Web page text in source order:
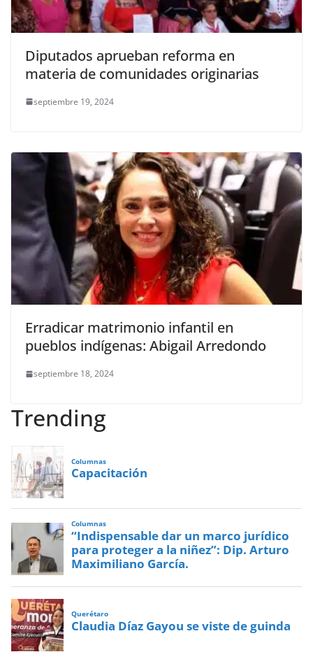
Diputados aprueban reforma en
materia de comunidades originarias
septiembre 19, 2024
Erradicar matrimonio infantil en
pueblos indígenas: Abigail Arredondo
septiembre 18, 2024
Trending